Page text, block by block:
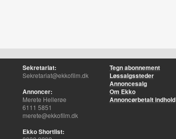
Sekretariat:
Sekretariat@ekkofilm.dk
Annoncer:
Merete Hellerøe
6111 5851
merete@ekkofilm.dk
Ekko Shortlist:
Tegn abonnement
Løssalgssteder
Annoncesalg
Om Ekko
Annoncørbetalt indhold